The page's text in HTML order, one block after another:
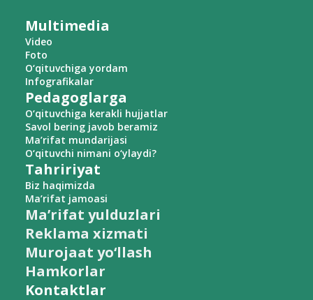
Multimedia
Video
Foto
O‘qituvchiga yordam
Infografikalar
Pedagoglarga
O‘qituvchiga kerakli hujjatlar
Savol bering javob beramiz
Ma’rifat mundarijasi
O‘qituvchi nimani o‘ylaydi?
Tahririyat
Biz haqimizda
Ma’rifat jamoasi
Ma’rifat yulduzlari
Reklama xizmati
Murojaat yo‘llash
Hamkorlar
Kontaktlar